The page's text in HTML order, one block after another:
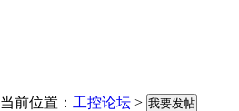
当前位置： 工控论坛 > 我要发帖